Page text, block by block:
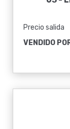
Precio salida
VENDIDO